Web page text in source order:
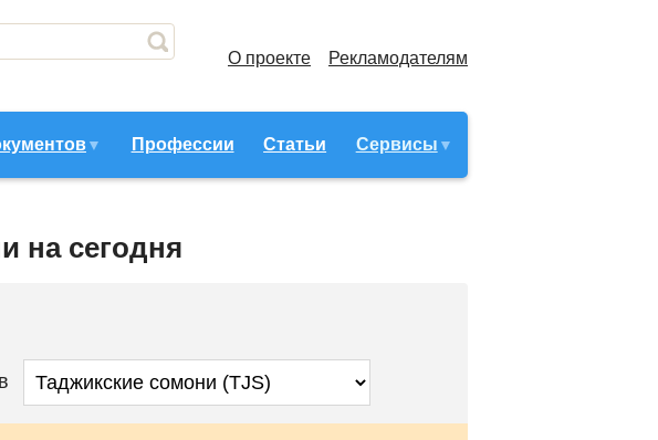
О проекте Рекламодателям
Профессии Статьи Сервисы
на сегодня
в